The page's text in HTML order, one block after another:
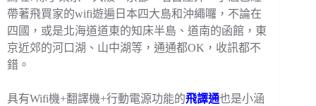
帶著飛買家的wifi遊遍日本四大島和沖繩囉，不論在
四國，或是北海道道東的知床半島、道南的函館，東
京近郊的河口湖、山中湖等，通通都OK，收訊都不
錯。
具有Wifi機+翻譯機+行動電源功能的飛譯通也是小涵